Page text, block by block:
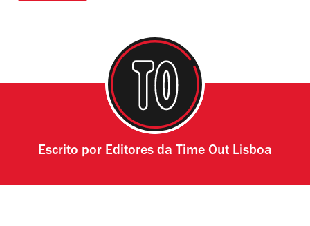
Escrito por Editores da Time Out Lisboa